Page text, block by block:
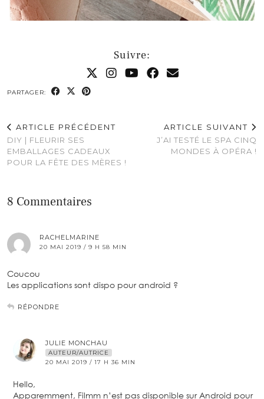
Suivre:
PARTAGER:
ARTICLE PRÉCÉDENT
DIY | FLEURIR SES
EMBALLAGES CADEAUX
POUR LA FÊTE DES MÈRES !
ARTICLE SUIVANT
J’AI TESTÉ LE SPA CINQ
MONDES À OPÉRA !
8 Commentaires
RACHELMARINE
20 MAI 2019 / 9 H 58 MIN
Coucou
Les applications sont dispo pour android ?
RÉPONDRE
JULIE MONCHAU
AUTEUR/AUTRICE
20 MAI 2019 / 17 H 36 MIN
Hello,
Apparemment, Filmm n’est pas disponible sur Android pour